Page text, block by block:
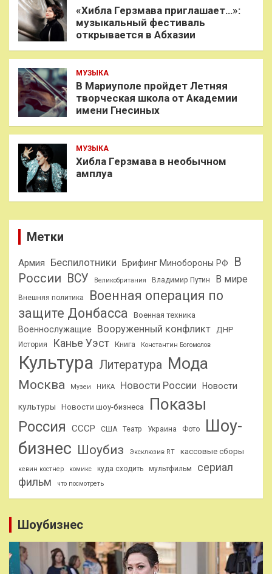
«Хибла Герзмава приглашает…»:
музыкальный фестиваль
открывается в Абхазии
МУЗЫКА
В Мариуполе пройдет Летняя
творческая школа от Академии
имени Гнесиных
МУЗЫКА
Хибла Герзмава в необычном
амплуа
Метки
Армия Беспилотники Брифинг Минобороны РФ
В
России ВСУ Великобритания Владимир Путин В мире
Внешняя политика
Военная операция по
защите Донбасса
Военная техника
Военнослужащие Вооруженный конфликт ДНР
История Канье Уэст Книга Константин Богомолов
Культура Литература Мода
Москва Музеи НИКА Новости России Новости
культуры Новости шоу-бизнеса Показы
Россия СССР США Театр Украина Фото
Шоу-
бизнес Шоубиз Эксклюзив RT кассовые сборы
кевин костнер комикс куда сходить мультфильм
сериал
фильм
что посмотреть
Шоубизнес